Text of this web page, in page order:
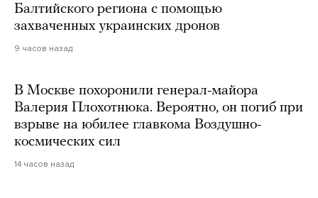
Балтийского региона с помощью
захваченных украинских дронов
9 часов назад
В Москве похоронили генерал-майора
Валерия Плохотнюка. Вероятно, он погиб при
взрыве на юбилее главкома Воздушно-
космических сил
14 часов назад